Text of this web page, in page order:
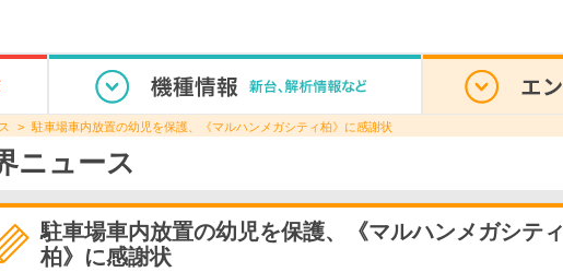
駐車場車内放置の幼児を保護、《マルハンメガシティ柏》に感謝状
ニュース
駐車場車内放置の幼児を保護、《マルハンメガシティ
柏》に感謝状